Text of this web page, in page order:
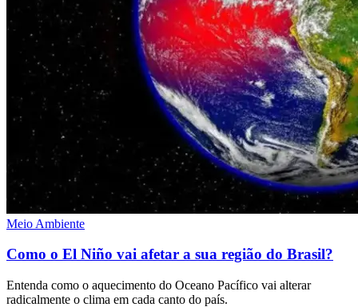
Meio Ambiente
Como o El Niño vai afetar a sua região do Brasil?
Entenda como o aquecimento do Oceano Pacífico vai alterar
radicalmente o clima em cada canto do país.